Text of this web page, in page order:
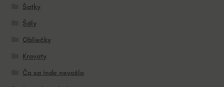
Šatky
Šály
Obliečky
Kravaty
Čo sa inde nevošlo